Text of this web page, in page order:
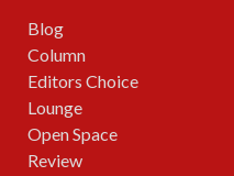
Blog
Column
Editors Choice
Lounge
Open Space
Review